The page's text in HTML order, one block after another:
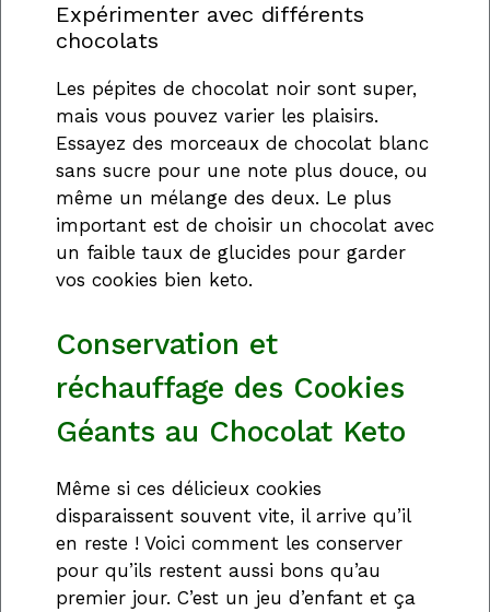
Expérimenter avec différents
chocolats
Les pépites de chocolat noir sont super,
mais vous pouvez varier les plaisirs.
Essayez des morceaux de chocolat blanc
sans sucre pour une note plus douce, ou
même un mélange des deux. Le plus
important est de choisir un chocolat avec
un faible taux de glucides pour garder
vos cookies bien keto.
Conservation et
réchauffage des Cookies
Géants au Chocolat Keto
Même si ces délicieux cookies
disparaissent souvent vite, il arrive qu’il
en reste ! Voici comment les conserver
pour qu’ils restent aussi bons qu’au
premier jour. C’est un jeu d’enfant et ça